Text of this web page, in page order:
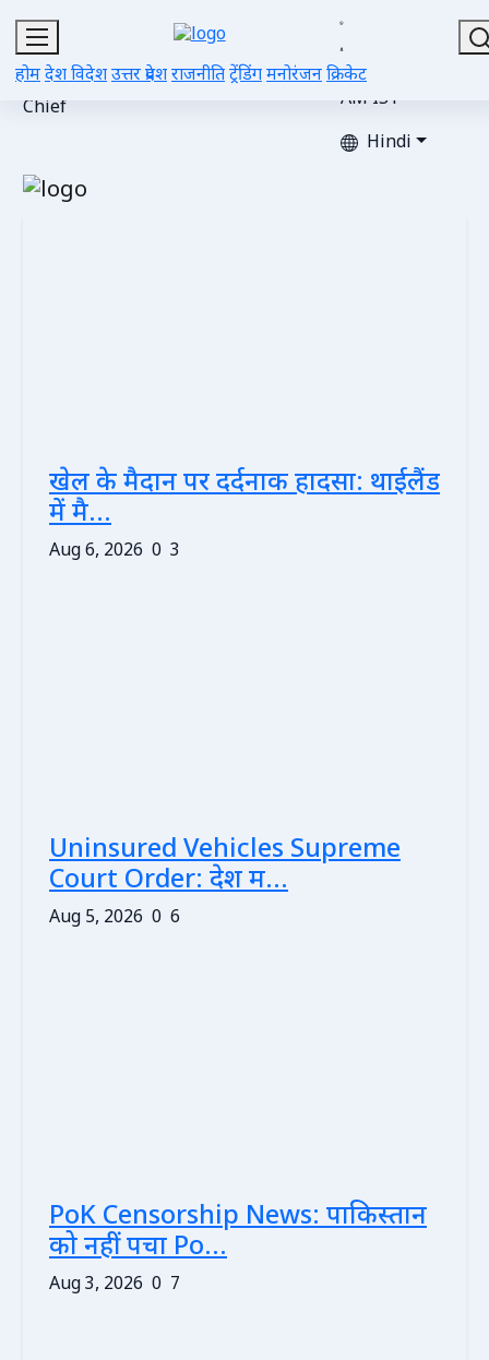
Editor-
in-
Chief
with Us
Contacts
Sat, Aug 08,
2026 |
Updated 03:08
AM IST
Hindi
खेल के मैदान पर दर्दनाक हादसा: थाईलैंड
में मै...
Aug 6, 2026 0 3
Uninsured Vehicles Supreme
Court Order: देश म...
Aug 5, 2026 0 6
PoK Censorship News: पाकिस्तान
को नहीं पचा Po...
Aug 3, 2026 0 7
होमदेश विदेशउत्तर प्रदेशराजनीतिट्रेंडिंगमनोरंजनक्रिकेट